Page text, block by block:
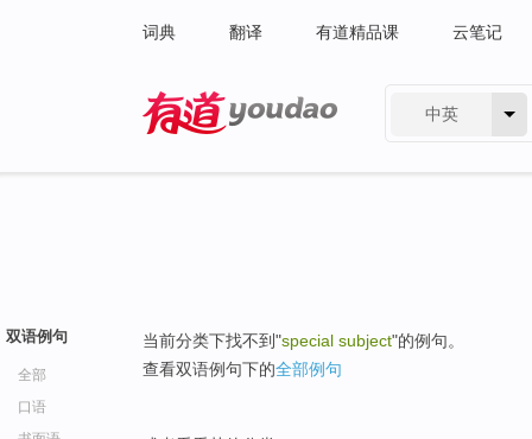
词典 翻译 有道精品课 云笔记
中英
双语例句
全部
口语
当前分类下找不到"special subject"的例句。
查看双语例句下的全部例句